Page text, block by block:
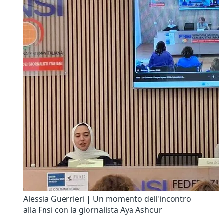
Alessia Guerrieri | Un momento dell'incontro
alla Fnsi con la giornalista Aya Ashour